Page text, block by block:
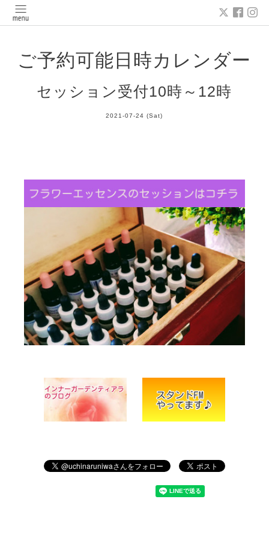
ご予約可能日時カレンダー
セッション受付10時～12時
2021-07-24 (Sat)